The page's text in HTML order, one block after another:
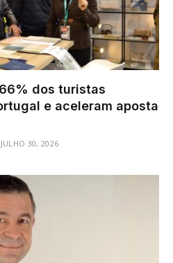
66% dos turistas
e aceleram aposta
JULHO 30, 2026